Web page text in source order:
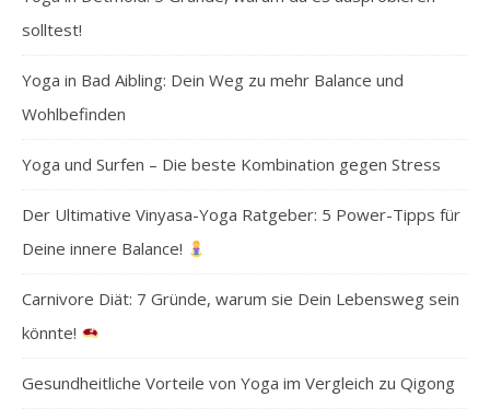
solltest!
Yoga in Bad Aibling: Dein Weg zu mehr Balance und
Wohlbefinden
Yoga und Surfen – Die beste Kombination gegen Stress
Der Ultimative Vinyasa-Yoga Ratgeber: 5 Power-Tipps für
Deine innere Balance!
Carnivore Diät: 7 Gründe, warum sie Dein Lebensweg sein
könnte!
Gesundheitliche Vorteile von Yoga im Vergleich zu Qigong